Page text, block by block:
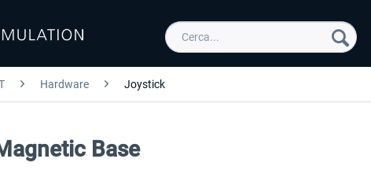
Hardware Joystick
Base